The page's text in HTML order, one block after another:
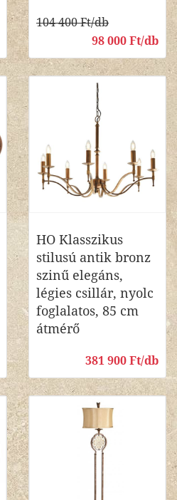
104 400 Ft/db
98 000 Ft/db
HO Klasszikus
stilusú antik bronz
szinű elegáns,
légies csillár, nyolc
foglalatos, 85 cm
átmérő
381 900 Ft/db